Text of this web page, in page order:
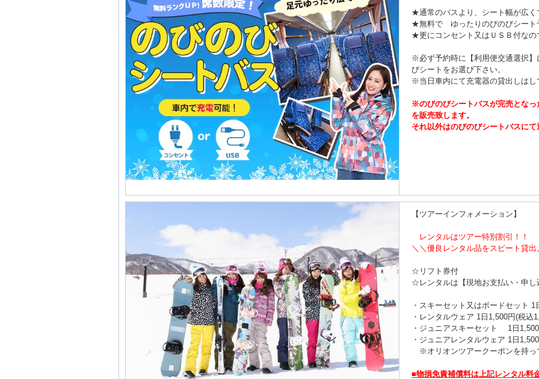
★通常のバスより、シート幅が広く
★無料で ゆったりのびのびシート
★更にコンセント又はＵＳＢ付な
※必ず予約時に【利用便交通選択
びシートをお選び下さい。
※当日車内にて充電器の貸出しはし
※のびのびシートバスが完売とな
を販売致します。
それ以外はのびのびシートバスに
【ツアーインフォメーション】
レンタルはツアー特別割引！！
＼＼優良レンタル品をスピート貸出
☆リフト券付
☆レンタルは【現地お支払い・申し
・スキーセット又はボードセット
・レンタルウェア 1日1,500円(税込
・ジュニアスキーセット 1日
・ジュニアレンタルウェア 1日
※オリオンツアークーポンを持っ
■物損免責補償料は上記レンタル料